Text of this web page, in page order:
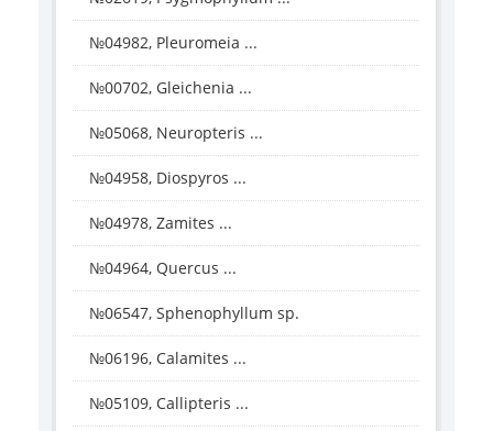
№04982, Pleuromeia ...
№00702, Gleichenia ...
№05068, Neuropteris ...
№04958, Diospyros ...
№04978, Zamites ...
№04964, Quercus ...
№06547, Sphenophyllum sp.
№06196, Calamites ...
№05109, Callipteris ...